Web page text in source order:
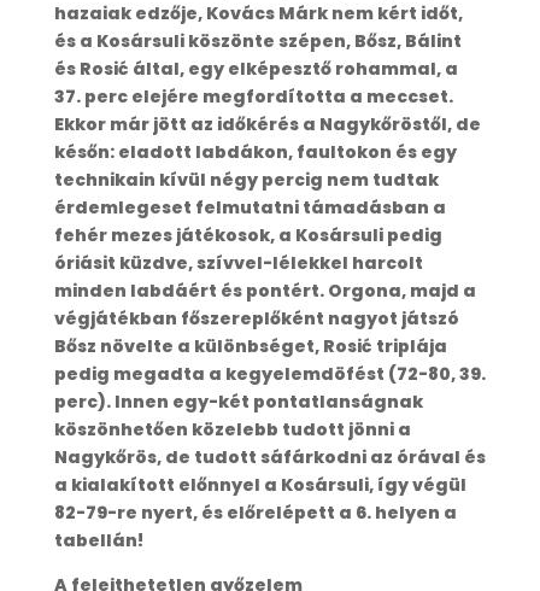
hazaiak edzője, Kovács Márk nem kért időt,
és a Kosársuli köszönte szépen, Bősz, Bálint
és Rosić által, egy elképesztő rohammal, a
37. perc elejére megfordította a meccset.
Ekkor már jött az időkérés a Nagykőröstől, de
későn: eladott labdákon, faultokon és egy
technikain kívül négy percig nem tudtak
érdemlegeset felmutatni támadásban a
fehér mezes játékosok, a Kosársuli pedig
óriásit küzdve, szívvel-lélekkel harcolt
minden labdáért és pontért. Orgona, majd a
végjátékban főszereplőként nagyot játszó
Bősz növelte a különbséget, Rosić triplája
pedig megadta a kegyelemdöfést (72-80, 39.
perc). Innen egy-két pontatlanságnak
köszönhetően közelebb tudott jönni a
Nagykőrös, de tudott sáfárkodni az órával és
a kialakított előnnyel a Kosársuli, így végül
82-79-re nyert, és előrelépett a 6. helyen a
tabellán!
A felejthetetlen győzelem